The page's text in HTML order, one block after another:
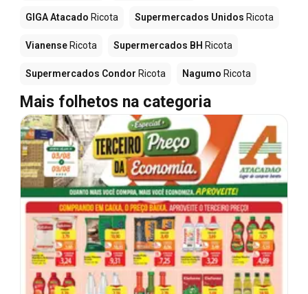
GIGA Atacado Ricota Supermercados Unidos Ricota
Vianense Ricota Supermercados BH Ricota
Supermercados Condor Ricota Nagumo Ricota
Mais folhetos na categoria